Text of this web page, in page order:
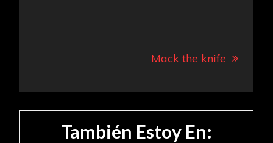
Mack the knife
También Estoy En: